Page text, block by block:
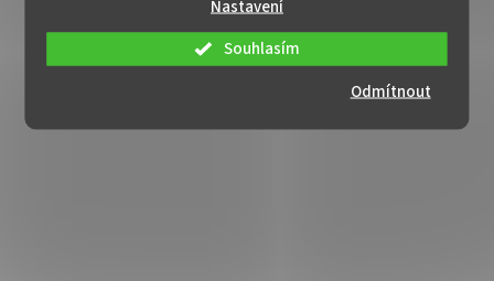
Nastavení
Odmítnout
Souhlasím